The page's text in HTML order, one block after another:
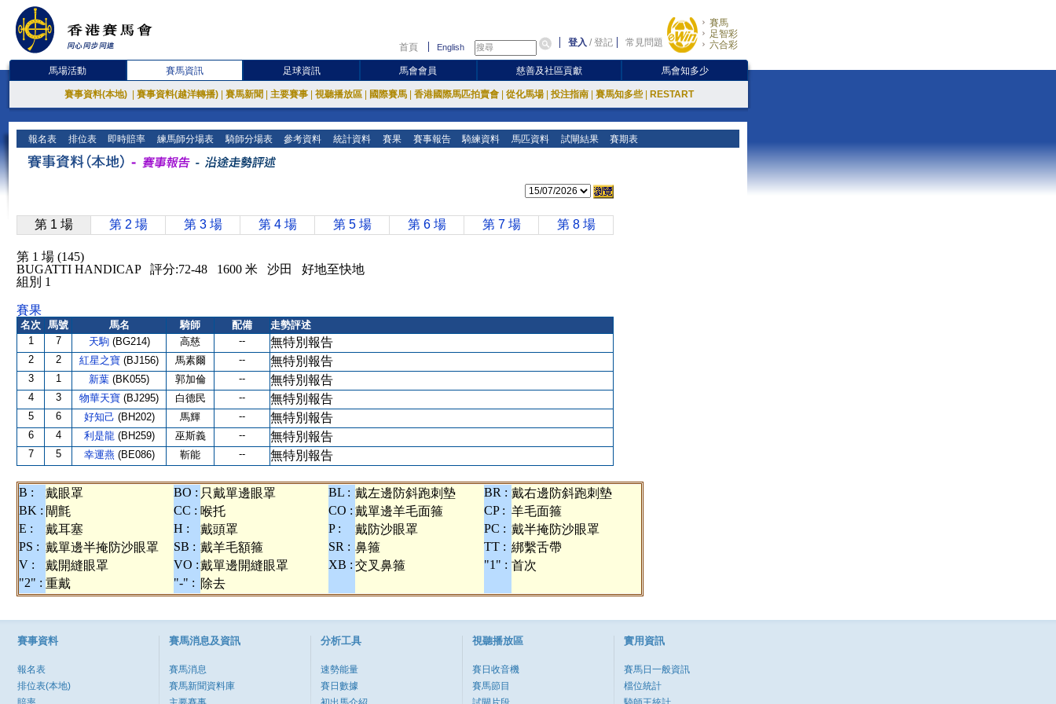
首頁 English 登入 /登記 常見問題
賽馬
足智彩
六合彩
馬場活動 賽馬資訊 足球資訊 馬會會員 慈善及社區貢獻 馬會知多少
賽事資料(本地) 賽事資料(越洋轉播) 賽馬新聞 主要賽事 視聽播放區 國際賽馬 香港國際馬匹拍賣會 從化馬場 投注指南 賽馬知多些 RESTART
報名表 排位表 即時賠率 練馬師分場表 騎師分場表 參考資料 統計資料 賽果 賽事報告 騎練資料 馬匹資料 試閘結果 賽期表
第 1 場 第 2 場 第 3 場 第 4 場 第 5 場 第 6 場 第 7 場 第 8 場
第 1 場 (145)
BUGATTI HANDICAP 評分:72-48 1600 米 沙田 好地至快地
組別 1
賽果
名次 馬號 馬名 騎師 配備
走勢評述
1
7 天駒 (BG214) 高慈 -- 無特別報告
2 2 紅星之寶 (BJ156) 馬素爾 -- 無特別報告
3 1 新葉 (BK055) 郭加倫 -- 無特別報告
4 3 物華天寶 (BJ295) 白德民 -- 無特別報告
5 6 好知己 (BH202) 馬輝 -- 無特別報告
6 4 利是龍 (BH259) 巫斯義 -- 無特別報告
7 5 幸運燕 (BE086) 靳能 -- 無特別報告
B : 戴眼罩 BO : 只戴單邊眼罩 BL : 戴左邊防斜跑刺墊 BR : 戴右邊防斜跑刺墊
BK : 閘氈 CC : 喉托 CO : 戴單邊羊毛面箍 CP : 羊毛面箍
E :
戴耳塞 H : 戴頭罩 P : 戴防沙眼罩 PC : 戴半掩防沙眼罩
PS : 戴單邊半掩防沙眼罩 SB : 戴羊毛額箍 SR : 鼻箍 TT : 綁繫舌帶
V :
戴開縫眼罩 VO :戴單邊開縫眼罩 XB : 交叉鼻箍 "1" : 首次
"2" : 重戴 "-" : 除去
賽事資料
報名表
排位表(本地)
賽馬消息及資訊
賽馬消息
賽馬新聞資料庫
分析工具
速勢能量
賽日數據
視聽播放區
賽日收音機
賽馬節目
實用資訊
賽馬日一般資訊
檔位統計